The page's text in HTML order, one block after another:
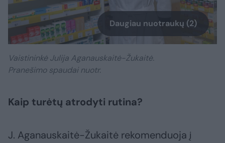
Daugiau nuotraukų (2)
Vaistininkė Julija Aganauskaitė-Žukaitė.
Pranešimo spaudai nuotr.
Kaip turėtų atrodyti rutina?
J. Aganauskaitė-Žukaitė rekomenduoja į